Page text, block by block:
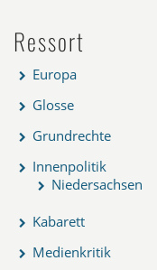
Ressort
Europa
Glosse
Grundrechte
Innenpolitik
Niedersachsen
Kabarett
Medienkritik